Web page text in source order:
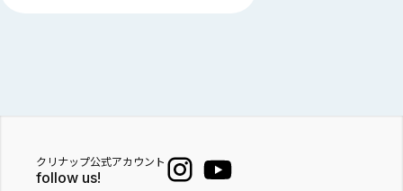
クリナップ公式アカウント
follow us!